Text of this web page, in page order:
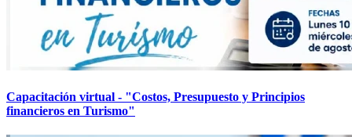
Capacitación virtual - "Costos, Presupuesto y Principios
financieros en Turismo"